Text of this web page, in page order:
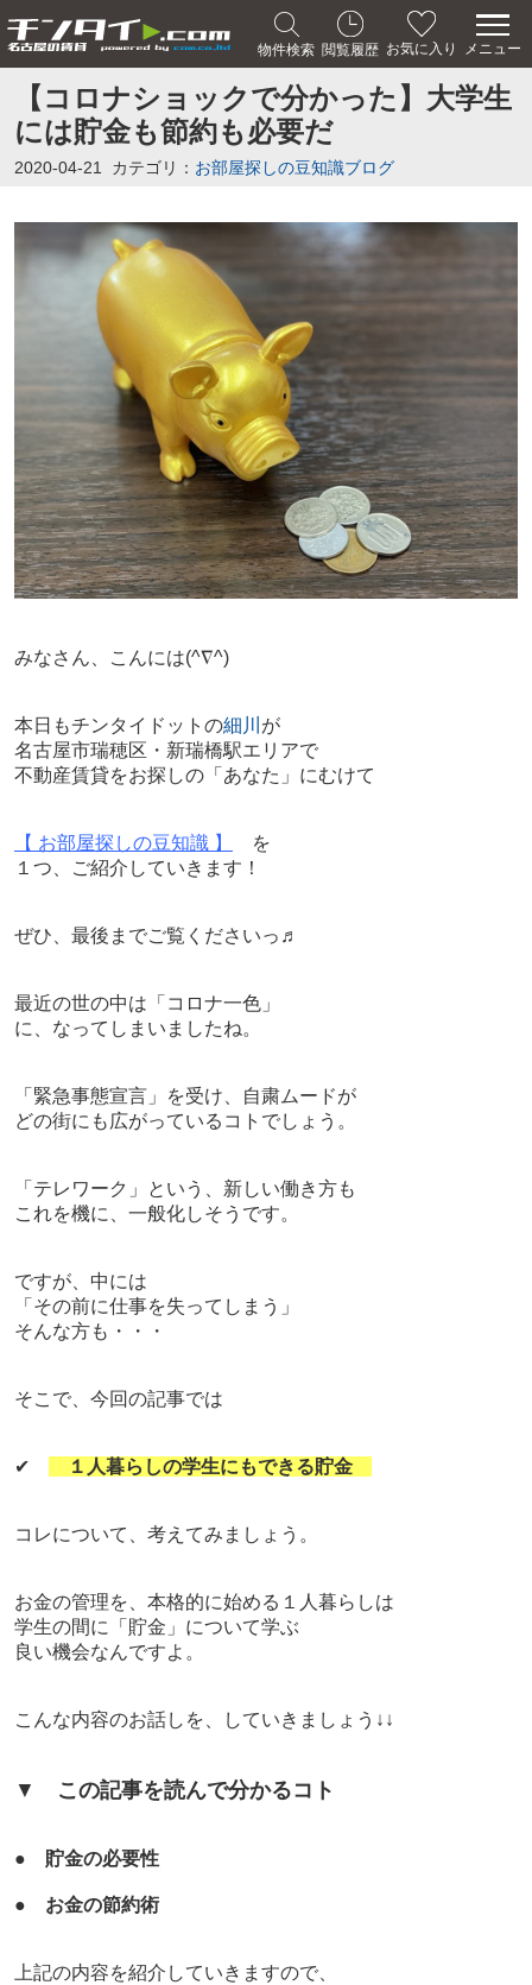
物件検索 閲覧履歴 お気に入り メニュー
【コロナショックで分かった】大学生
には貯金も節約も必要だ
2020-04-21 カテゴリ： お部屋探しの豆知識ブログ
みなさん、こんには(^∇^)
本日もチンタイドットの細川 が
名古屋市瑞穂区・新瑞橋駅エリアで
不動産賃貸をお探しの「あなた」にむけて
【 お部屋探しの豆知識 】
を
１つ、ご紹介していきます！
ぜひ、最後までご覧くださいっ♬
最近の世の中は「コロナ一色」
に、なってしまいましたね。
「緊急事態宣言」を受け、自粛ムードが
どの街にも広がっているコトでしょう。
「テレワーク」という、新しい働き方も
これを機に、一般化しそうです。
ですが、 中には
「その前に仕事を失ってしまう」
そんな方も・・・
そこで、今回の記事では
✔ １人暮らしの学生にもできる貯金
コレについて、考えてみましょう。
お金の管理を、本格的に始める１人暮らしは
学生の間に「貯金」について学ぶ
良い機会なんですよ。
こんな内容のお話しを、していきましょう↓↓
▼ この記事を読んで分かるコト
● 貯金の必要性
● お金の節約術
上記の内容を紹介していきますので、